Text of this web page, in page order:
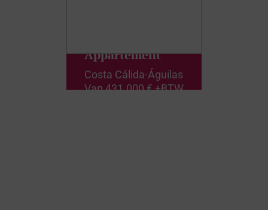
Appartement
Costa Cálida·Águilas
Van431.000 € +BTW